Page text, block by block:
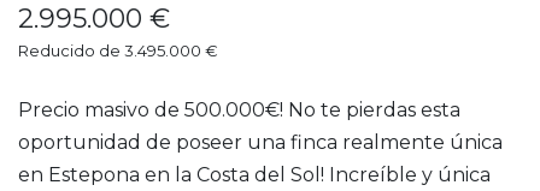
2.995.000 €
Reducido de 3.495.000 €
Precio masivo de 500.000€! No te pierdas esta
oportunidad de poseer una finca realmente única
en Estepona en la Costa del Sol! Increíble y única